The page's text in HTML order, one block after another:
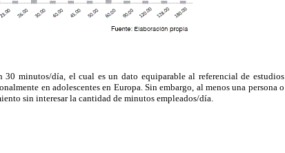
minutos/día, el cual es un dato equiparable al referencial de estudios
en adolescentes en Europa. Sin embargo, al menos una persona o
sin interesar la cantidad de minutos empleados/día.